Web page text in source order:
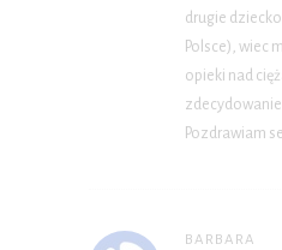
drugie
Polsce), wiec
opieki nad
zdecydowanie
Pozdrawiam
BARBARA